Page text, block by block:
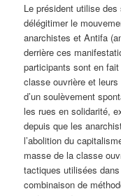
Le président utilise
délégitimer le
anarchistes et Antifa
derrière ces
participants sont en
classe ouvrière et
d’un soulèvement
les rues en solidarité,
depuis que les
l’abolition du
masse de la classe
tactiques utilisées
combinaison de